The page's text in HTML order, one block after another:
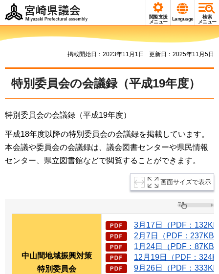
宮崎県議会
Miyazaki Prefectural
閲覧支援
メニュー
Language
検索
メニュー
掲載開始日：2023年11月1日 更新日：2025年11月5日
特別委員会の会議録（平成19年度）
特別委員会の会議録（平成19年度）
平成18年度以降の特別委員会の会議録を掲載しています。
本会議や委員会の会議録は、議会図書センターや県民情報
センター、県立図書館などで閲覧することができます。
画面サイズで表示
中山間地域振興対策
特別委員会
3月17日（PDF：
2月7日（PDF：237KB
1月24日（PDF：87KB
12月19日（PDF：
9月26日（PDF：